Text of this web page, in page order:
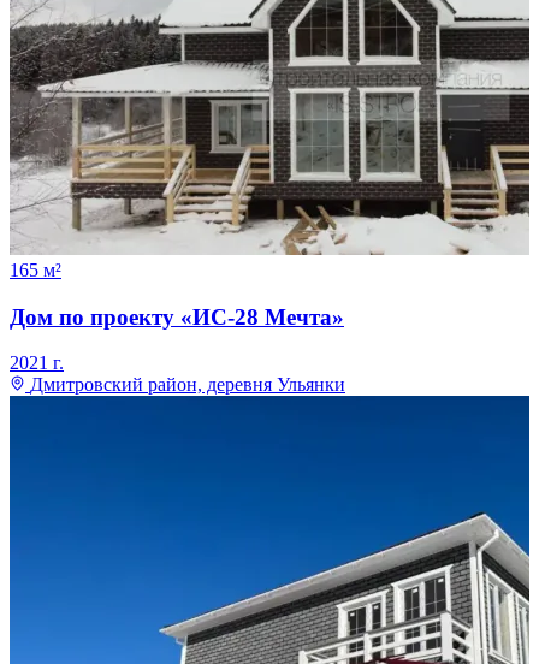
165 м²
Дом по проекту «ИС-28 Мечта»
2021 г.
Дмитровский район, деревня Ульянки